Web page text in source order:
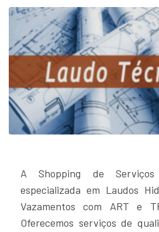
A Shopping de
especializada em Laudos
Vazamentos com ART e
Oferecemos serviços de